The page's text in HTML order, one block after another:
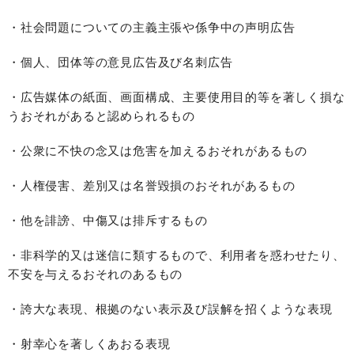
・社会問題についての主義主張や係争中の声明広告
・個人、団体等の意見広告及び名刺広告
・広告媒体の紙面、画面構成、主要使用目的等を著しく損な
うおそれがあると認められるもの
・公衆に不快の念又は危害を加えるおそれがあるもの
・人権侵害、差別又は名誉毀損のおそれがあるもの
・他を誹謗、中傷又は排斥するもの
・非科学的又は迷信に類するもので、利用者を惑わせたり、
不安を与えるおそれのあるもの
・誇大な表現、根拠のない表示及び誤解を招くような表現
・射幸心を著しくあおる表現